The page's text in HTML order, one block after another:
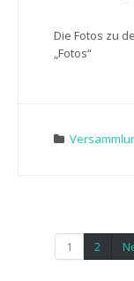
Die Fotos zu
„Fotos“
1 2